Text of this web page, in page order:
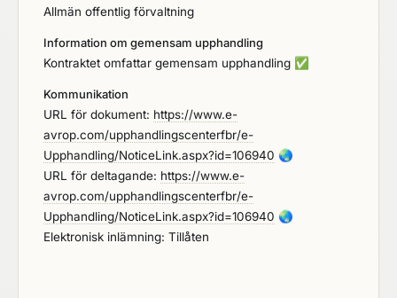
Allmän offentlig förvaltning
Information om gemensam upphandling
Kontraktet omfattar gemensam upphandling ✅
Kommunikation
URL för dokument: https://www.e-
avrop.com/upphandlingscenterfbr/e-
Upphandling/NoticeLink.aspx?id=106940 🌏
URL för deltagande: https://www.e-
avrop.com/upphandlingscenterfbr/e-
Upphandling/NoticeLink.aspx?id=106940 🌏
Elektronisk inlämning: Tillåten